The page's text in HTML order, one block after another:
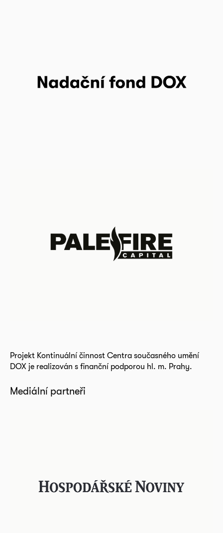
Projekt Kontinuální činnost Centra současného umění
DOX je realizován s finanční podporou hl. m. Prahy.
Mediální partneři